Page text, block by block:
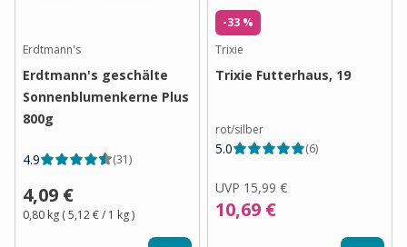
Erdtmann's
Erdtmann's geschälte
Sonnenblumenkerne Plus
800g
4.9 (31)
4,09 €
0,80 kg (5,12 €/ 1 kg)
-33 %
Trixie
Trixie Futterhaus, 19
rot/silber
5.0 (6)
UVP 15,99 €
10,69 €